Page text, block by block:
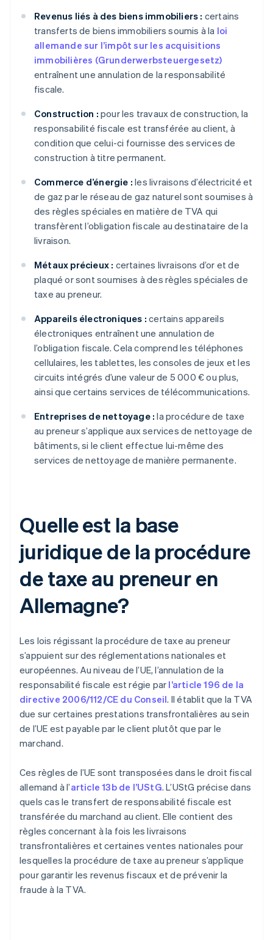
Revenus liés à des biens immobiliers : certains
transferts de biens immobiliers soumis à la loi
allemande sur l’impôt sur les acquisitions
immobilières (Grunderwerbsteuergesetz)
entraînent une annulation de la responsabilité
fiscale.
Construction : pour les travaux de construction, la
responsabilité fiscale est transférée au client, à
condition que celui-ci fournisse des services de
construction à titre permanent.
Commerce d’énergie : les livraisons d’électricité et
de gaz par le réseau de gaz naturel sont soumises à
des règles spéciales en matière de TVA qui
transfèrent l’obligation fiscale au destinataire de la
livraison.
Métaux précieux : certaines livraisons d’or et de
plaqué or sont soumises à des règles spéciales de
taxe au preneur.
Appareils électroniques : certains appareils
électroniques entraînent une annulation de
l’obligation fiscale. Cela comprend les téléphones
cellulaires, les tablettes, les consoles de jeux et les
circuits intégrés d’une valeur de 5 000 € ou plus,
ainsi que certains services de télécommunications.
Entreprises de nettoyage : la procédure de taxe
au preneur s’applique aux services de nettoyage de
bâtiments, si le client effectue lui-même des
services de nettoyage de manière permanente.
Quelle est la base
juridique de la procédure
de taxe au preneur en
Allemagne?
Les lois régissant la procédure de taxe au preneur
s’appuient sur des réglementations nationales et
européennes. Au niveau de l’UE, l’annulation de la
responsabilité fiscale est régie par l’article 196 de la
directive 2006/112/CE du Conseil. Il établit que la TVA
due sur certaines prestations transfrontalières au sein
de l’UE est payable par le client plutôt que par le
marchand.
Ces règles de l’UE sont transposées dans le droit fiscal
allemand à l’article 13b de l’UStG. L’UStG précise dans
quels cas le transfert de responsabilité fiscale est
transférée du marchand au client. Elle contient des
règles concernant à la fois les livraisons
transfrontalières et certaines ventes nationales pour
lesquelles la procédure de taxe au preneur s’applique
pour garantir les revenus fiscaux et de prévenir la
fraude à la TVA.